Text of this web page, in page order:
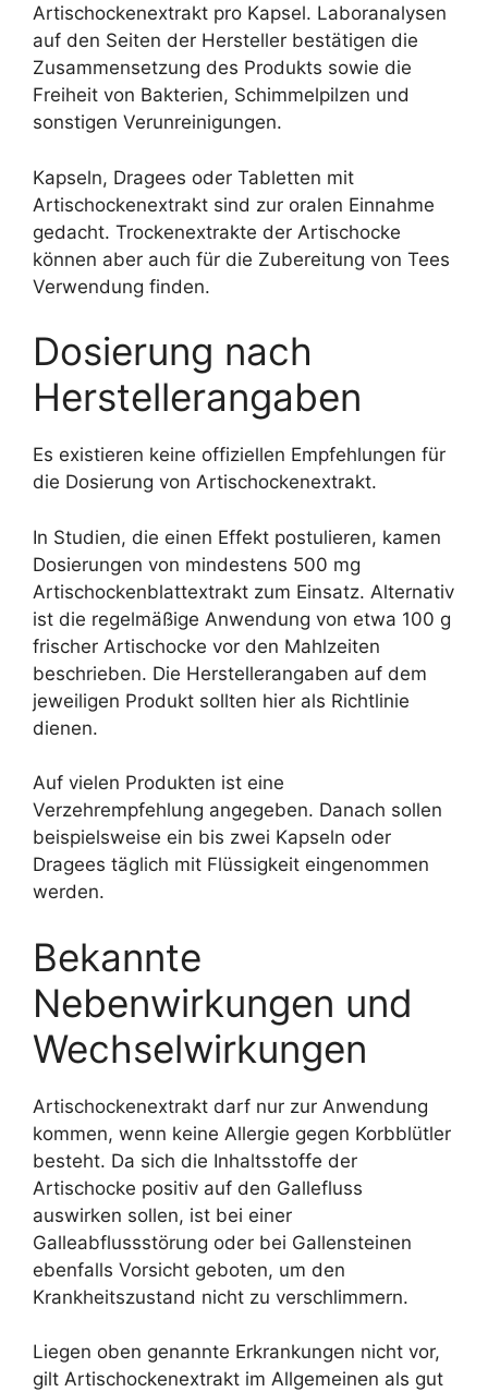
Artischockenextrakt pro Kapsel. Laboranalysen
auf den Seiten der Hersteller bestätigen die
Zusammensetzung des Produkts sowie die
Freiheit von Bakterien, Schimmelpilzen und
sonstigen Verunreinigungen.
Kapseln, Dragees oder Tabletten mit
Artischockenextrakt sind zur oralen Einnahme
gedacht. Trockenextrakte der Artischocke
können aber auch für die Zubereitung von Tees
Verwendung finden.
Dosierung nach
Herstellerangaben
Es existieren keine offiziellen Empfehlungen für
die Dosierung von Artischockenextrakt.
In Studien, die einen Effekt postulieren, kamen
Dosierungen von mindestens 500 mg
Artischockenblattextrakt zum Einsatz. Alternativ
ist die regelmäßige Anwendung von etwa 100 g
frischer Artischocke vor den Mahlzeiten
beschrieben. Die Herstellerangaben auf dem
jeweiligen Produkt sollten hier als Richtlinie
dienen.
Auf vielen Produkten ist eine
Verzehrempfehlung angegeben. Danach sollen
beispielsweise ein bis zwei Kapseln oder
Dragees täglich mit Flüssigkeit eingenommen
werden.
Bekannte
Nebenwirkungen und
Wechselwirkungen
Artischockenextrakt darf nur zur Anwendung
kommen, wenn keine Allergie gegen Korbblütler
besteht. Da sich die Inhaltsstoffe der
Artischocke positiv auf den Gallefluss
auswirken sollen, ist bei einer
Galleabflussstörung oder bei Gallensteinen
ebenfalls Vorsicht geboten, um den
Krankheitszustand nicht zu verschlimmern.
Liegen oben genannte Erkrankungen nicht vor,
gilt Artischockenextrakt im Allgemeinen als gut